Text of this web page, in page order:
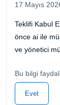
17 Mayıs
Teklifi Kabul
önce ai ile
ve yönetici
Bu bilgi
Evet